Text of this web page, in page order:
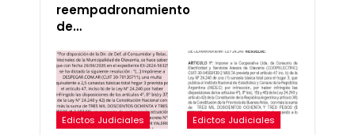
reempadronamiento
de…
Edictos Judiciales Edictos Judiciales